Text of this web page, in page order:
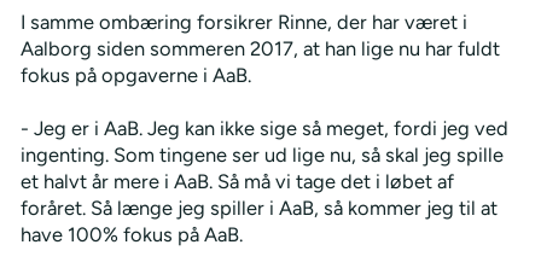
I samme ombæring forsikrer Rinne, der har været i
Aalborg siden sommeren 2017, at han lige nu har fuldt
fokus på opgaverne i AaB.
- Jeg er i AaB. Jeg kan ikke sige så meget, fordi jeg ved
ingenting. Som tingene ser ud lige nu, så skal jeg spille
et halvt år mere i AaB. Så må vi tage det i løbet af
foråret. Så længe jeg spiller i AaB, så kommer jeg til at
have 100% fokus på AaB.